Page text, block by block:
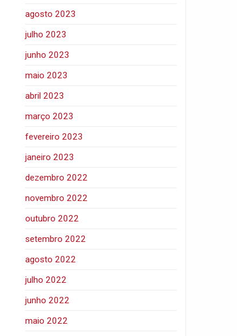
agosto 2023
julho 2023
junho 2023
maio 2023
abril 2023
março 2023
fevereiro 2023
janeiro 2023
dezembro 2022
novembro 2022
outubro 2022
setembro 2022
agosto 2022
julho 2022
junho 2022
maio 2022